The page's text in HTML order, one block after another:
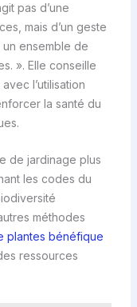
pas d’une
mais d’un geste
ensemble de
». Elle conseille
l’utilisation
la santé du
de jardinage plus
les codes du
méthodes
plantes bénéfique
ressources